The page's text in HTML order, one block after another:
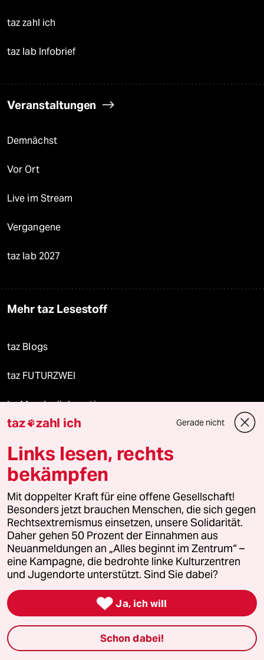
taz zahl ich
taz lab Infobrief
Veranstaltungen
Demnächst
Vor Ort
Live im Stream
Vergangene
taz lab 2027
Mehr taz Lesestoff
taz Blogs
taz FUTURZWEI
Le Monde diplomatique
Mehr taz Angebote
Reisen
Kantine
Shop
Anzeigen
taz zahl ich Gerade nicht
Links lesen, rechts
bekämpfen
Mit doppelter Kraft für eine offene Gesellschaft!
Besonders jetzt brauchen Menschen, die sich gegen
Rechtsextremismus einsetzen, unsere Solidarität.
Daher gehen 50 Prozent der Einnahmen aus
Neuanmeldungen an „Alles beginnt im Zentrum“ –
eine Kampagne, die bedrohte linke Kulturzentren
und Jugendorte unterstützt. Sind Sie dabei?
 Ja, ich will
Schon dabei!